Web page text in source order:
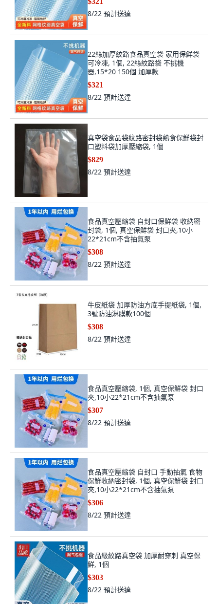
8/22 預計送達
22絲加厚紋路食品真空袋 家用保鮮袋
可冷凍, 1個, 22絲紋路袋 不挑機
器,15*20 150個 加厚款
$321
8/22 預計送達
真空袋食品袋紋路密封袋熟食保鮮袋封
口塑料袋加厚壓縮袋, 1個
$829
8/22 預計送達
食品真空壓縮袋 自封口保鮮袋 收納密
封袋, 1個, 真空保鮮袋 封口夾,10小
22*21cm不含抽氣泵
$308
8/22 預計送達
牛皮紙袋 加厚防油方底手提紙袋, 1個,
3號防油淋膜款100個
$308
8/22 預計送達
食品真空壓縮袋, 1個, 真空保鮮袋 封口
夾,10小22*21cm不含抽氣泵
$307
8/22 預計送達
食品真空壓縮袋 自封口 手動抽氣 食物
保鮮收納密封袋, 1個, 真空保鮮袋 封口
夾,10小22*21cm不含抽氣泵
$306
8/22 預計送達
食品級紋路真空袋 加厚耐穿刺 真空保
鮮, 1個
$303
8/22 預計送達